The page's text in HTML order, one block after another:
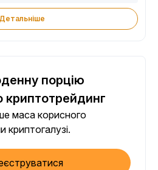
Детальніше
порцію
криптотрейдинг
маса корисного
криптогалузі.